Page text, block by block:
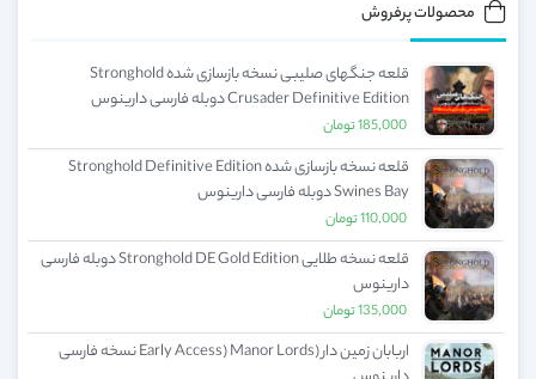
محصولات پرفروش
قلعه جنگهای صلیبی نسخه بازسازی شده Stronghold
Crusader Definitive Edition دوبله فارسی دارینوس
185,000تومان
قلعه نسخه بازسازی شده Stronghold Definitive Edition
Swines Bay دوبله فارسی دارینوس
110,000تومان
قلعه نسخه طلایی Stronghold DE Gold Edition دوبله فارسی
دارینوس
135,000تومان
اربابان زمین دار (Early Access) Manor Lords نسخه فارسی